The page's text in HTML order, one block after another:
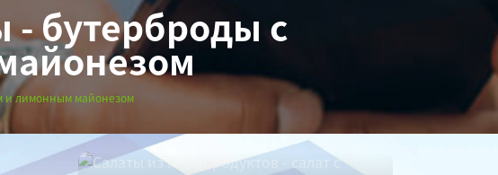
бутерброды с
и лимонным майонезом